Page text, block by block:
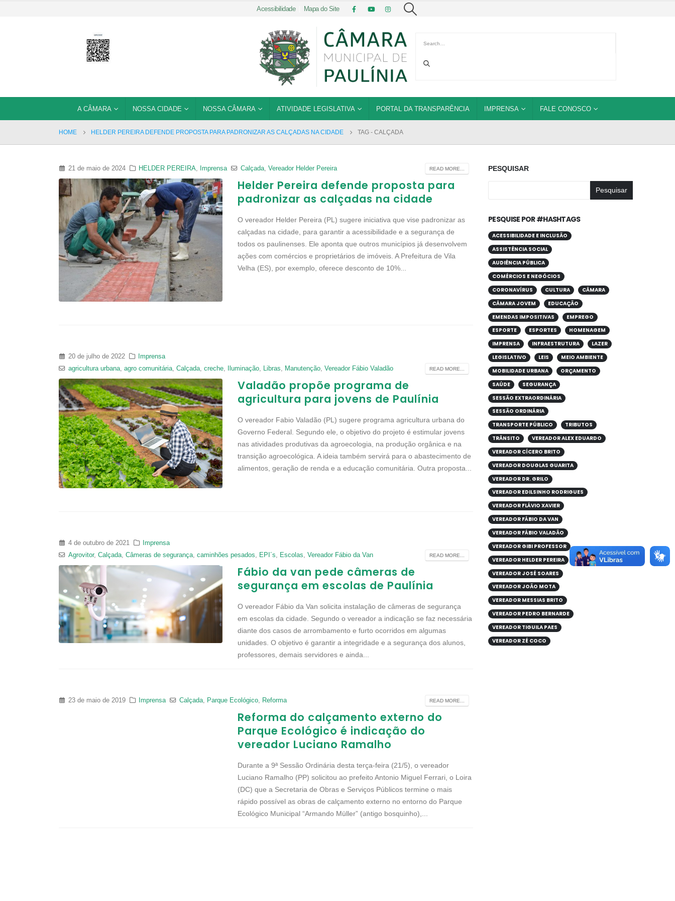
Acessibilidade| Mapa do Site
A CÂMARA NOSSA CIDADE NOSSA CÂMARA ATIVIDADE LEGISLATIVA PORTAL DA TRANSPARÊNCIA IMPRENSA FALE CONOSCO
HOME HELDER PEREIRA DEFENDE PROPOSTA PARA PADRONIZAR AS CALÇADAS NA CIDADE TAG - CALÇADA
21 de maio de 2024 HELDER PEREIRA, Imprensa Calçada, Vereador Helder Pereira READ MORE...
Helder Pereira defende proposta para
padronizar as calçadas na cidade
O vereador Helder Pereira (PL) sugere iniciativa que vise padronizar as
calçadas na cidade, para garantir a acessibilidade e a segurança de
todos os paulinenses. Ele aponta que outros municípios já desenvolvem
ações com comércios e proprietários de imóveis. A Prefeitura de Vila
Velha (ES), por exemplo, oferece desconto de 10%...
20 de julho de 2022
Imprensa
agricultura urbana, agro comunitária, Calçada, creche, Iluminação, Libras, Manutenção, Vereador Fábio Valadão READ MORE...
Valadão propõe programa de
agricultura para jovens de Paulínia
O vereador Fabio Valadão (PL) sugere programa agricultura urbana do
Governo Federal. Segundo ele, o objetivo do projeto é estimular jovens
nas atividades produtivas da agroecologia, na produção orgânica e na
transição agroecológica. A ideia também servirá para o abastecimento de
alimentos, geração de renda e a educação comunitária. Outra proposta...
4 de outubro de 2021
Imprensa
Agrovitor, Calçada, Câmeras de segurança, caminhões pesados EPI´s Escolas Vereador Fábio da Van READ MORE...
Fábio da van pede câmeras de
segurança em escolas de Paulínia
O vereador Fábio da Van solicita instalação de câmeras de segurança
em escolas da cidade. Segundo o vereador a indicação se faz necessária
diante dos casos de arrombamento e furto ocorridos em algumas
unidades. O objetivo é garantir a integridade e a segurança dos alunos,
professores, demais servidores e ainda...
23 de maio de 2019 Imprensa Calçada, Parque Ecológico, Reforma READ MORE...
Reforma do calçamento externo do
Parque Ecológico é indicação do
vereador Luciano Ramalho
Durante a 9ª Sessão Ordinária desta terça-feira (21/5), o vereador
Luciano Ramalho (PP) solicitou ao prefeito Antonio Miguel Ferrari, o Loira
(DC) que a Secretaria de Obras e Serviços Públicos termine o mais
rápido possível as obras de calçamento externo no entorno do Parque
Ecológico Municipal “Armando Müller” (antigo bosquinho),...
PESQUISAR
Pesquisar
PESQUISE POR #HASHTAGS
ACESSIBILIDADE E INCLUSÃO
ASSISTÊNCIA SOCIAL
AUDIÊNCIA PÚBLICA
COMÉRCIOS E NEGÓCIOS
CORONAVÍRUS
CULTURA
CÂMARA
CÂMARA JOVEM
EDUCAÇÃO
EMENDAS IMPOSITIVAS
EMPREGO
ESPORTE
ESPORTES
HOMENAGEM
IMPRENSA
INFRAESTRUTURA
LAZER
LEGISLATIVO
LEIS
MEIO AMBIENTE
MOBILIDADE URBANA
ORÇAMENTO
SAÚDE
SEGURANÇA
SESSÃO EXTRAORDINÁRIA
SESSÃO ORDINÁRIA
TRANSPORTE PÚBLICO
TRIBUTOS
TRÂNSITO
VEREADOR ALEX EDUARDO
VEREADOR CÍCERO BRITO
VEREADOR DOUGLAS GUARITA
VEREADOR DR. GRILO
VEREADOR EDILSINHO RODRIGUES
VEREADOR FLÁVIO XAVIER
VEREADOR FÁBIO DA VAN
VEREADOR FÁBIO VALADÃO
VEREADOR GIBI PROFESSOR
VEREADOR HELDER PEREIRA
VEREADOR JOSÉ SOARES
VEREADOR JOÃO MOTA
VEREADOR MESSIAS BRITO
VEREADOR PEDRO BERNARDE
VEREADOR TIGUILA PAES
VEREADOR ZÉ COCO